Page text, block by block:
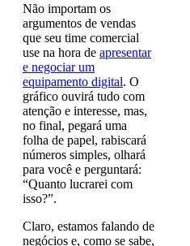
Não importam os
argumentos de vendas
que seu time comercial
use na hora de apresentar
e negociar um
equipamento digital. O
gráfico ouvirá tudo com
atenção e interesse, mas,
no final, pegará uma
folha de papel, rabiscará
números simples, olhará
para você e perguntará:
“Quanto lucrarei com
isso?”.
Claro, estamos falando de
negócios e, como se sabe,